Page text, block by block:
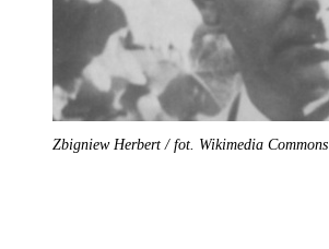
Zbigniew Herbert / fot. Wikimedia Commons